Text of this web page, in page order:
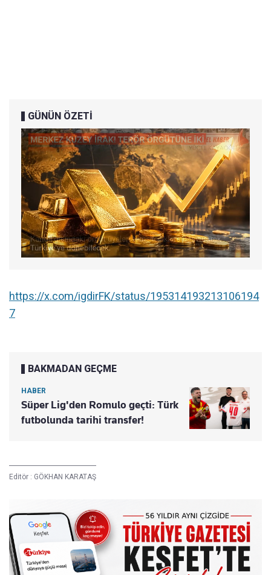
GÜNÜN ÖZETİ
https://x.com/igdirFK/status/195314193213106194
7
BAKMADAN GEÇME
HABER
Süper Lig'den Romulo geçti: Türk
futbolunda tarihi transfer!
Editör : GÖKHAN KARATAŞ